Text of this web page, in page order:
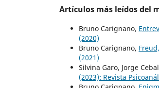
Artículos más leídos del
Bruno Carignano,
(2020)
Bruno Carignano,
(2021)
Silvina Garo, Jorge
(2023): Revista